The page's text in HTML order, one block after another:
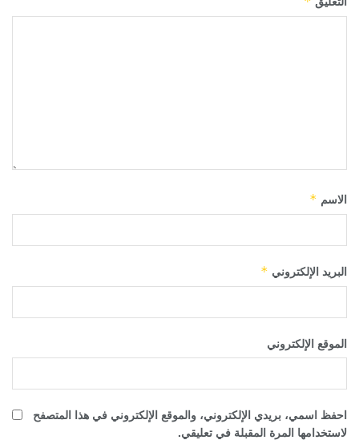
الاسم *
البريد الإلكتروني *
الموقع الإلكتروني
احفظ اسمي، بريدي الإلكتروني، والموقع الإلكتروني في هذا المتصفح
لاستخدامها المرة المقبلة في تعليقي.